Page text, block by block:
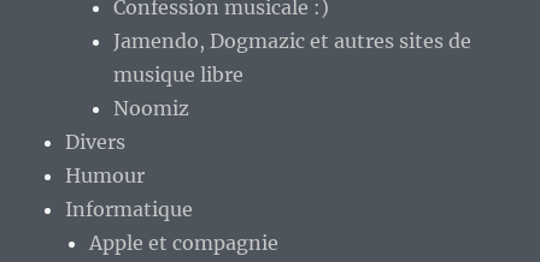
Confession musicale :)
Jamendo, Dogmazic et autres sites de
musique libre
Noomiz
Divers
Humour
Informatique
Apple et compagnie